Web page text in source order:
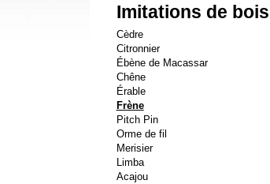
Imitations de bois
Cèdre
Citronnier
Ébène de Macassar
Chêne
Érable
Frène
Pitch Pin
Orme de fil
Merisier
Limba
Acajou